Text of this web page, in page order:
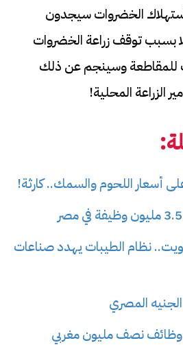
الخضروات سيجدون
بسبب توقف زراعة الخضروات
للمقاطعة وسينجم عن ذلك
الزراعة المحلية!
أسعار اللحوم والسمك.. كارثة!
نظام الطيبات يهدد صناعات
المصري
وظائف نصف مليون مغربي